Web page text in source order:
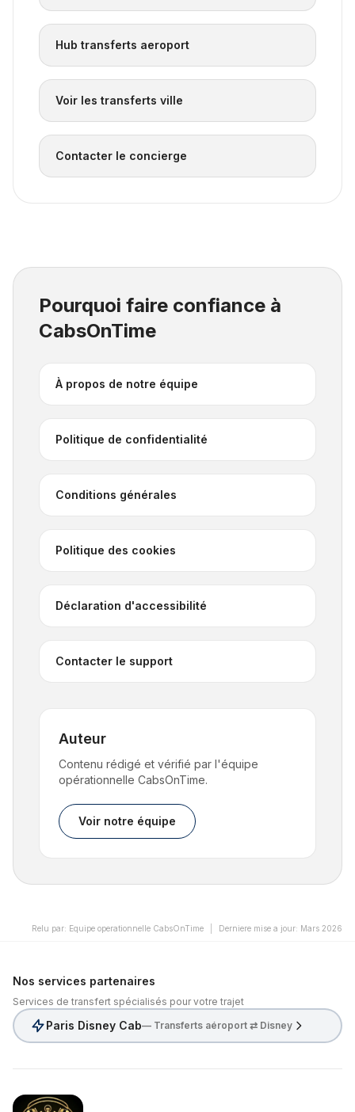
Hub transferts aeroport
Voir les transferts ville
Contacter le concierge
Pourquoi faire confiance à
CabsOnTime
À propos de notre équipe
Politique de confidentialité
Conditions générales
Politique des cookies
Déclaration d'accessibilité
Contacter le support
Auteur
Contenu rédigé et vérifié par l'équipe
opérationnelle CabsOnTime.
Voir notre équipe
Relu par: Equipe operationnelle CabsOnTime Derniere mise a jour: Mars 2026
Nos services partenaires
Services de transfert spécialisés pour votre trajet
Paris Disney Cab— Transferts aéroport ⇄ Disney